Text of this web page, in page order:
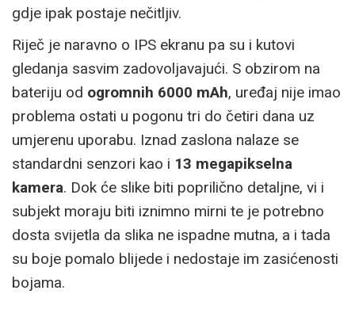
gdje ipak postaje nečitljiv.
Riječ je naravno o IPS ekranu pa su i kutovi
gledanja sasvim zadovoljavajući. S obzirom na
bateriju od ogromnih 6000 mAh, uređaj nije imao
problema ostati u pogonu tri do četiri dana uz
umjerenu uporabu. Iznad zaslona nalaze se
standardni senzori kao i 13 megapikselna
kamera. Dok će slike biti poprilično detaljne, vi i
subjekt moraju biti iznimno mirni te je potrebno
dosta svijetla da slika ne ispadne mutna, a i tada
su boje pomalo blijede i nedostaje im zasićenosti
bojama.